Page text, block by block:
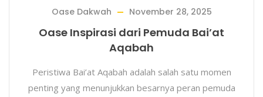
Oase Dakwah November 28, 2025
Oase Inspirasi dari Pemuda Bai’at
Aqabah
Peristiwa Bai’at Aqabah adalah salah satu momen
penting yang menunjukkan besar­nya peran pemuda